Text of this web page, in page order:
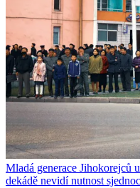
Mladá generace Jihokorejců
dekádě nevidí nutnost